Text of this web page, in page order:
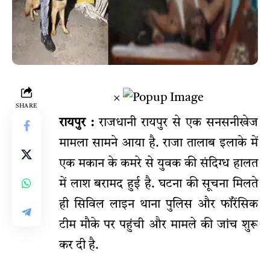
SHARE
×
रायपुर : राजधानी रायपुर से एक सनसनीखेज
मामला सामने आया है. राजा तालाब इलाके में
एक मकान के कमरे से युवक की संदिग्ध हालत
में लाश बरामद हुई है. घटना की सूचना मिलते
ही सिविल लाइन थाना पुलिस और फॉरेंसिक
टीम मौके पर पहुंची और मामले की जांच शुरू
कर दी है.